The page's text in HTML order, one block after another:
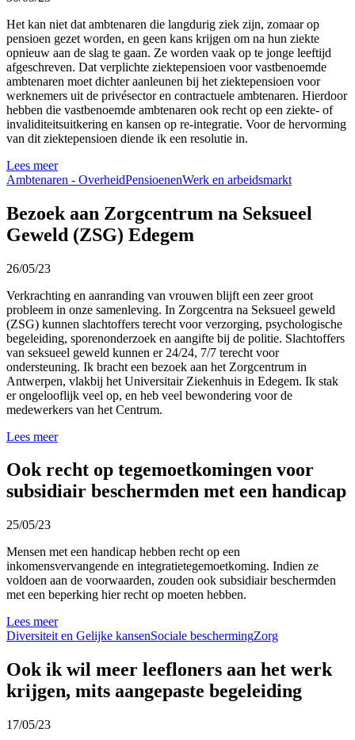
Het kan niet dat ambtenaren die langdurig ziek zijn, zomaar op
pensioen gezet worden, en geen kans krijgen om na hun ziekte
opnieuw aan de slag te gaan. Ze worden vaak op te jonge leeftijd
afgeschreven. Dat verplichte ziektepensioen voor vastbenoemde
ambtenaren moet dichter aanleunen bij het ziektepensioen voor
werknemers uit de privésector en contractuele ambtenaren. Hierdoor
hebben die vastbenoemde ambtenaren ook recht op een ziekte- of
invaliditeitsuitkering en kansen op re-integratie. Voor de hervorming
van dit ziektepensioen diende ik een resolutie in.
Lees meer
Ambtenaren - OverheidPensioenenWerk en arbeidsmarkt
Bezoek aan Zorgcentrum na Seksueel
Geweld (ZSG) Edegem
26/05/23
Verkrachting en aanranding van vrouwen blijft een zeer groot
probleem in onze samenleving. In Zorgcentra na Seksueel geweld
(ZSG) kunnen slachtoffers terecht voor verzorging, psychologische
begeleiding, sporenonderzoek en aangifte bij de politie. Slachtoffers
van seksueel geweld kunnen er 24/24, 7/7 terecht voor
ondersteuning. Ik bracht een bezoek aan het Zorgcentrum in
Antwerpen, vlakbij het Universitair Ziekenhuis in Edegem. Ik stak
er ongelooflijk veel op, en heb veel bewondering voor de
medewerkers van het Centrum.
Lees meer
Ook recht op tegemoetkomingen voor
subsidiair beschermden met een handicap
25/05/23
Mensen met een handicap hebben recht op een
inkomensvervangende en integratietegemoetkoming. Indien ze
voldoen aan de voorwaarden, zouden ook subsidiair beschermden
met een beperking hier recht op moeten hebben.
Lees meer
Diversiteit en Gelijke kansenSociale beschermingZorg
Ook ik wil meer leefloners aan het werk
krijgen, mits aangepaste begeleiding
17/05/23